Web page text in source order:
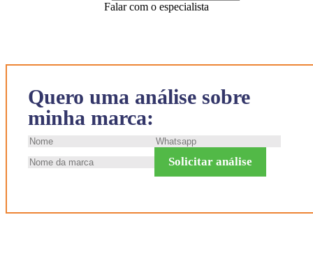
Quero uma análise sobre
minha marca:
Solicitar análise
Falar com o especialista